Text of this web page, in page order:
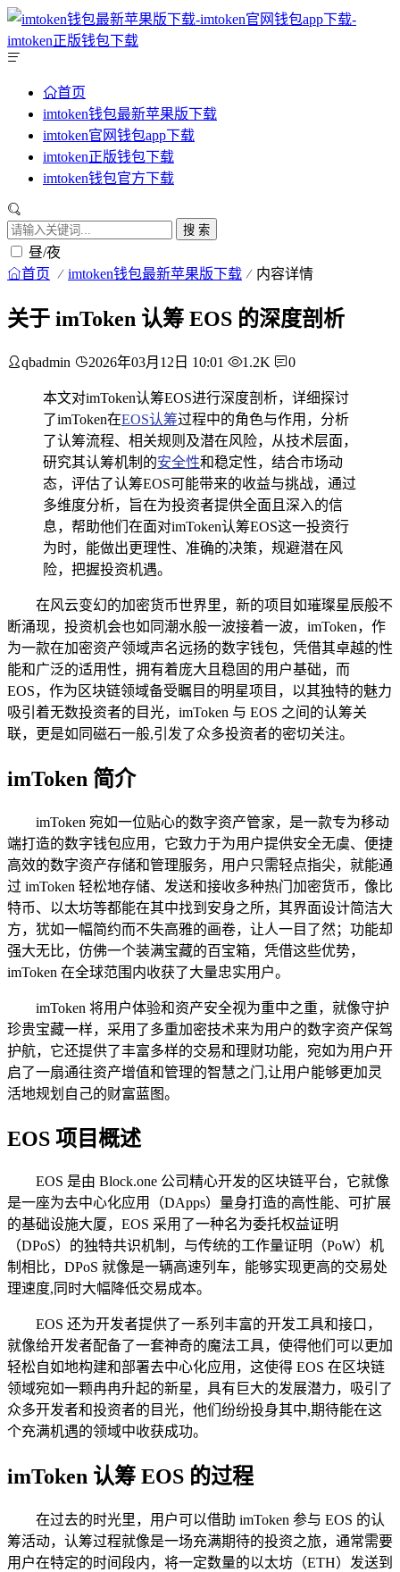
首页
imtoken钱包最新苹果版下载
imtoken官网钱包app下载
imtoken正版钱包下载
imtoken钱包官方下载
搜 索
昼/夜
首页 imtoken钱包最新苹果版下载 内容详情
关于 imToken 认筹 EOS 的深度剖析
qbadmin 2026年03月12日 10:01 1.2K 0
本文对imToken认筹EOS进行深度剖析，详细探讨
了imToken在EOS认筹过程中的角色与作用，分析
了认筹流程、相关规则及潜在风险，从技术层面，
研究其认筹机制的安全性和稳定性，结合市场动
态，评估了认筹EOS可能带来的收益与挑战，通过
多维度分析，旨在为投资者提供全面且深入的信
息，帮助他们在面对imToken认筹EOS这一投资行
为时，能做出更理性、准确的决策，规避潜在风
险，把握投资机遇。
在风云变幻的加密货币世界里，新的项目如璀璨星辰般不
断涌现，投资机会也如同潮水般一波接着一波，imToken，作
为一款在加密资产领域声名远扬的数字钱包，凭借其卓越的性
能和广泛的适用性，拥有着庞大且稳固的用户基础，而
EOS，作为区块链领域备受瞩目的明星项目，以其独特的魅力
吸引着无数投资者的目光，imToken 与 EOS 之间的认筹关
联，更是如同磁石一般,引发了众多投资者的密切关注。
imToken 简介
imToken 宛如一位贴心的数字资产管家，是一款专为移动
端打造的数字钱包应用，它致力于为用户提供安全无虞、便捷
高效的数字资产存储和管理服务，用户只需轻点指尖，就能通
过 imToken 轻松地存储、发送和接收多种热门加密货币，像比
特币、以太坊等都能在其中找到安身之所，其界面设计简洁大
方，犹如一幅简约而不失高雅的画卷，让人一目了然；功能却
强大无比，仿佛一个装满宝藏的百宝箱，凭借这些优势，
imToken 在全球范围内收获了大量忠实用户。
imToken 将用户体验和资产安全视为重中之重，就像守护
珍贵宝藏一样，采用了多重加密技术来为用户的数字资产保驾
护航，它还提供了丰富多样的交易和理财功能，宛如为用户开
启了一扇通往资产增值和管理的智慧之门,让用户能够更加灵
活地规划自己的财富蓝图。
EOS 项目概述
EOS 是由 Block.one 公司精心开发的区块链平台，它就像
是一座为去中心化应用（DApps）量身打造的高性能、可扩展
的基础设施大厦，EOS 采用了一种名为委托权益证明
（DPoS）的独特共识机制，与传统的工作量证明（PoW）机
制相比，DPoS 就像是一辆高速列车，能够实现更高的交易处
理速度,同时大幅降低交易成本。
EOS 还为开发者提供了一系列丰富的开发工具和接口，
就像给开发者配备了一套神奇的魔法工具，使得他们可以更加
轻松自如地构建和部署去中心化应用，这使得 EOS 在区块链
领域宛如一颗冉冉升起的新星，具有巨大的发展潜力，吸引了
众多开发者和投资者的目光，他们纷纷投身其中,期待能在这
个充满机遇的领域中收获成功。
imToken 认筹 EOS 的过程
在过去的时光里，用户可以借助 imToken 参与 EOS 的认
筹活动，认筹过程就像是一场充满期待的投资之旅，通常需要
用户在特定的时间段内，将一定数量的以太坊（ETH）发送到